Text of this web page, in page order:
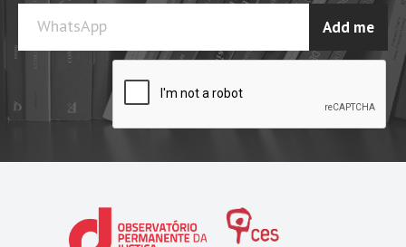
WhatsApp Add me